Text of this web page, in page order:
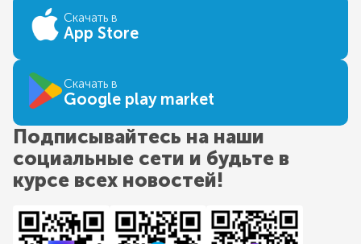
Скачать в
App Store
Скачать в
Google play market
Подписывайтесь на наши
социальные сети и будьте в
курсе всех новостей!